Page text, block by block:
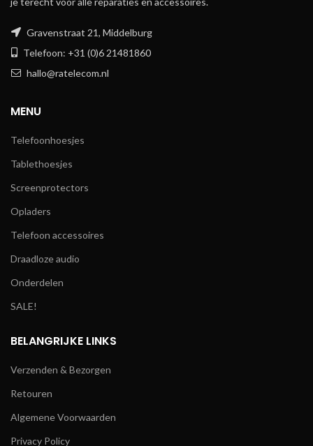
Gravenstraat 21, Middelburg
Telefoon: +31 (0)6 21481860
hallo@ratelecom.nl
MENU
Telefoonhoesjes
Tablethoesjes
Screenprotectors
Opladers
Telefoon accessoires
Draadloze audio
Onderdelen
SALE!
BELANGRIJKE LINKS
Verzenden & Bezorgen
Retouren
Algemene Voorwaarden
Privacy Policy